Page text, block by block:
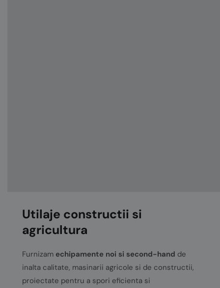
Utilaje constructii si
agricultura
Furnizam echipamente noi si second-hand de
inalta calitate, masinarii agricole si de constructii,
proiectate pentru a spori eficienta si